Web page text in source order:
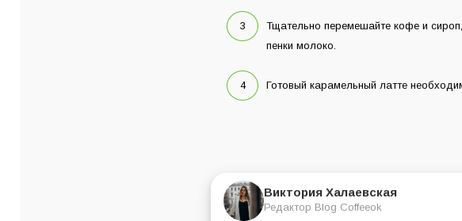
Тщательно перемешайте кофе и
пенки молоко.
Готовый карамельный латте
Виктория Халаевская
Редактор Blog Coffeeok